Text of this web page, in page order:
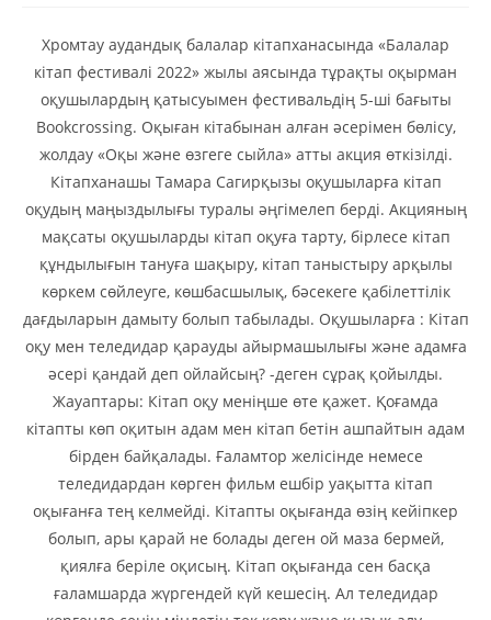
Хромтау аудандық балалар кітапханасында «Балалар
кітап фестивалі 2022» жылы аясында тұрақты оқырман
оқушылардың қатысуымен фестивальдің 5-ші бағыты
Bookcrossing. Оқыған кітабынан алған әсерімен бөлісу,
жолдау «Оқы және өзгеге сыйла» атты акция өткізілді.
Кітапханашы Тамара Сагирқызы оқушыларға кітап
оқудың маңыздылығы туралы әңгімелеп берді. Акцияның
мақсаты оқушыларды кітап оқуға тарту, бірлесе кітап
құндылығын тануға шақыру, кітап таныстыру арқылы
көркем сөйлеуге, көшбасшылық, бәсекеге қабілеттілік
дағдыларын дамыту болып табылады. Оқушыларға : Кітап
оқу мен теледидар қарауды айырмашылығы және адамға
әсері қандай деп ойлайсың? -деген сұрақ қойылды.
Жауаптары: Кітап оқу меніңше өте қажет. Қоғамда
кітапты көп оқитын адам мен кітап бетін ашпайтын адам
бірден байқалады. Ғаламтор желісінде немесе
теледидардан көрген фильм ешбір уақытта кітап
оқығанға тең келмейді. Кітапты оқығанда өзің кейіпкер
болып, ары қарай не болады деген ой маза бермей,
қиялға беріле оқисың. Кітап оқығанда сен басқа
ғаламшарда жүргендей күй кешесің. Ал теледидар